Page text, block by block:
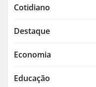
Cotidiano
Destaque
Economia
Educação